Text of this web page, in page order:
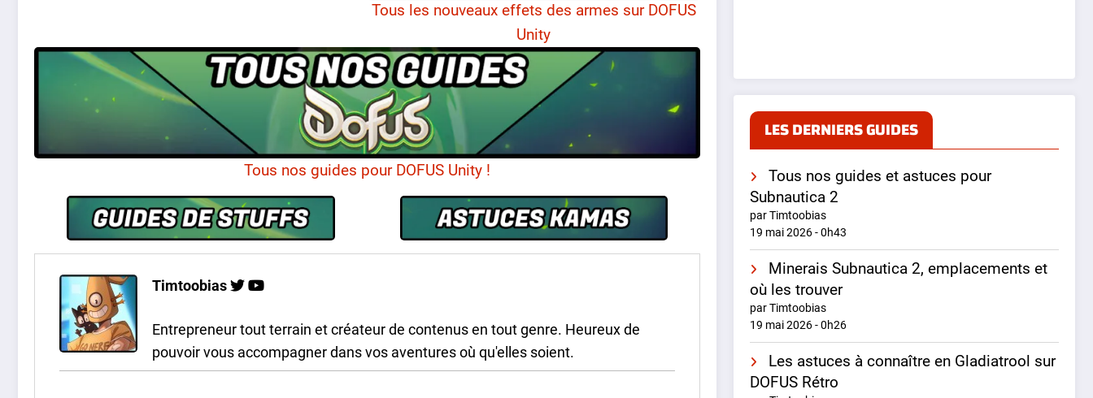
Tous les nouveaux effets des armes sur DOFUS
Unity
Tous nos guides pour DOFUS Unity !
Timtoobias
Entrepreneur tout terrain et créateur de contenus en tout genre. Heureux de
pouvoir vous accompagner dans vos aventures où qu'elles soient.
LES DERNIERS GUIDES
Tous nos guides et astuces pour
Subnautica 2
par Timtoobias
19 mai 2026 - 0h43
Minerais Subnautica 2, emplacements et
où les trouver
par Timtoobias
19 mai 2026 - 0h26
Les astuces à connaître en Gladiatrool sur
DOFUS Rétro